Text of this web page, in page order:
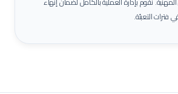
فترات التعبئة.